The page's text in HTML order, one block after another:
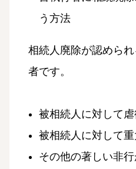
う方法
相続人廃除が認めら
者です。
被相続人に対して
被相続人に対して
その他の著しい非